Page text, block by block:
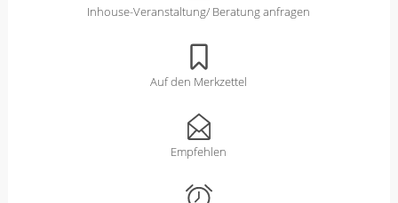
Inhouse-Veranstaltung/ Beratung anfragen
Auf den Merkzettel
Empfehlen